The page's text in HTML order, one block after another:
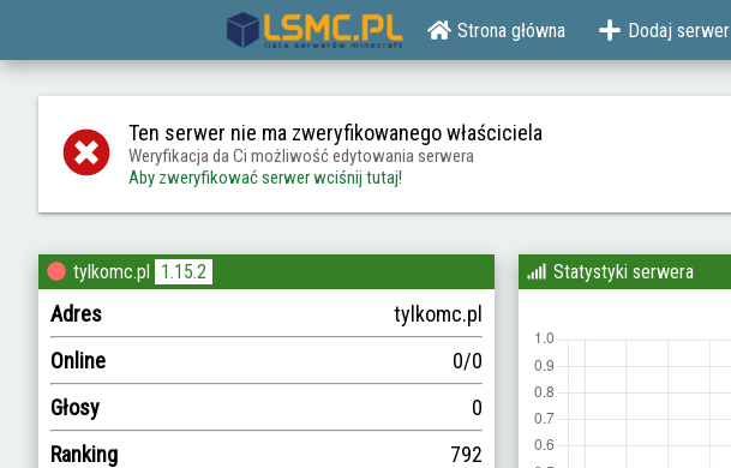
Strona główna Dodaj serwer
Ten serwer nie ma zweryfikowanego właściciela
Weryfikacja da Ci możliwość edytowania serwera
Aby zweryfikować serwer wciśnij tutaj!
tylkomc.pl 1.15.2
Adres
tylkomc.pl
Online
0/0
Głosy
0
Ranking
792
Statystyki serwera